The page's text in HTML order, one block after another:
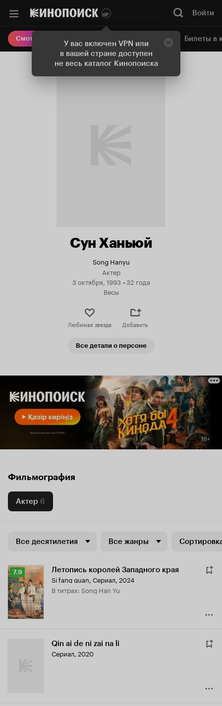
У вас включен VPN или
в вашей стране доступен
не весь каталог Кинопоиска
Войти
Смотреть кино Онлайн-кинотеатр Билеты в
Сун Ханьюй
Song Hanyu
Актер
3 октября, 1993 •32 года
Весы
Любимая звезда Добавить
Все детали о персоне
Фильмография
Актер 6
Все десятилетия Все жанры
Рейтинг
Кинопоиска
7.9
7.9 Летопись королей Западного края
Si fang guan, Сериал, 2024
в титрах: Song Han Yu
Qin ai de ni zai na li
Сериал, 2020